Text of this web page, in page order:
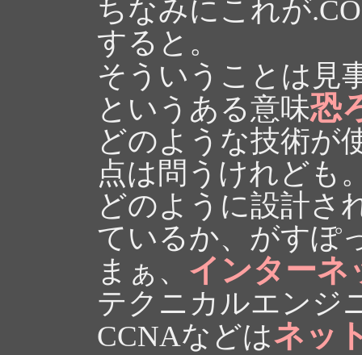
ちなみにこれが
すると。
そういうことは見
というある意味恐
どのような技術が
点は問うけれども
どのように設計さ
ているか、がすぽ
まぁ、 インターネ
テクニカルエンジ
CCNAなどはネッ